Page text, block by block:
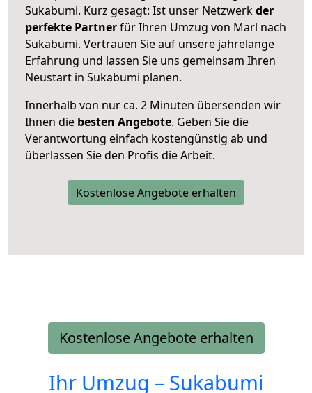
Sukabumi. Kurz gesagt: Ist unser Netzwerkder
perfekte Partnerfür Ihren Umzug von Marl nach
Sukabumi. Vertrauen Sie auf unsere jahrelange
Erfahrung und lassen Sie uns gemeinsam Ihren
Neustart in Sukabumi planen.
Innerhalb von nur ca. 2 Minuten übersenden wir
Ihnen die besten Angebote. Geben Sie die
Verantwortung einfach kostengünstig ab und
überlassen Sie den Profis die Arbeit.
Kostenlose Angebote erhalten
Kostenlose Angebote erhalten
Ihr Umzug – Sukabumi